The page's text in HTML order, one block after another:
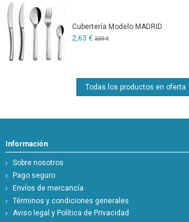
Cubertería Modelo MADRID
2,63 € 3,09 €
Todas los productos en oferta
Información
Sobre nosotros
Pago seguro
Envíos de mercancía
Términos y condiciones generales
Aviso legal y Política de Privacidad